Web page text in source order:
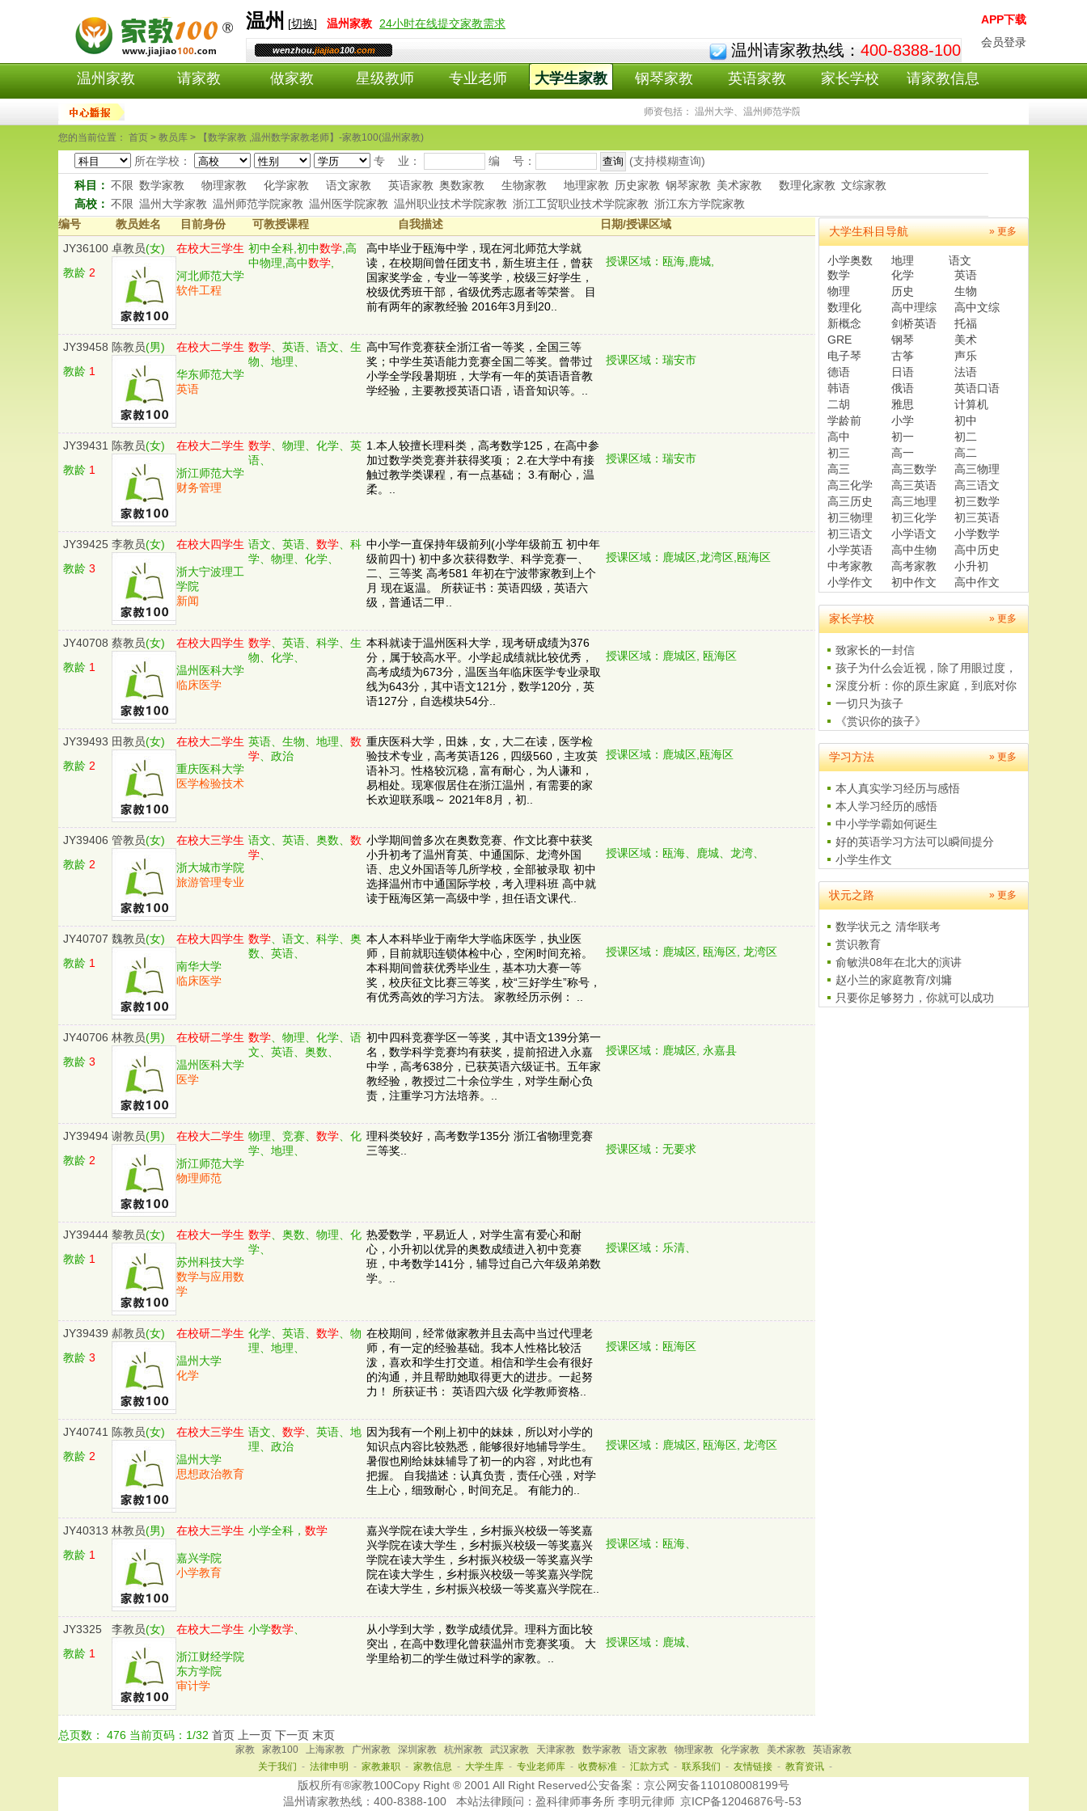
温州 [切换] 温州家教 24小时在线提交家教需求
wenzhou.jiajiao100.com 温州请家教热线： 400-8388-100
APP下载
会员登录
温州家教 请家教 做家教 星级教师 专业老师 大学生家教 钢琴家教 英语家教 家长学校 请家教信息
师资包括： 温州大学、温州师范学院、温州医学院等温州家教100为您提供数学家教,拥有众多小升初
您的当前位置： 首页 > 教员库 > 【数学家教 ,温州数学家教老师】-家教100(温州家教)
所在学校： 专 业： 编 号：
(支持模糊查询)
科目： 不限 数学家教 物理家教 化学家教 语文家教 英语家教 奥数家教 生物家教 地理家教 历史家教 钢琴家教 美术家教 数理化家教 文综家教
高校： 不限 温州大学家教 温州师范学院家教 温州医学院家教 温州职业技术学院家教 浙江工贸职业技术学院家教 浙江东方学院家教
编号
教员姓名 目前身份 可教授课程 自我描述
日期/授课区域
JY36100
教龄 2
卓教员(女) 在校大三学生
河北师范大学
软件工程
初中全科,初中数学 ,高
中物理,高中数学
高中毕业于瓯海中学，现在河北师范大学就
读，在校期间曾任团支书，新生班主任，曾获
国家奖学金，专业一等奖学，校级三好学生，
校级优秀班干部，省级优秀志愿者等荣誉。 目
前有两年的家教经验 2016年3月到20..
授课区域：瓯海,鹿城,
JY39458
教龄 1
陈教员(男) 在校大二学生
华东师范大学
英语
数学 、英语、语文、生
物、地理、
高中写作竞赛获全浙江省一等奖，全国三等
奖；中学生英语能力竞赛全国二等奖。曾带过
小学全学段暑期班，大学有一年的英语语音教
学经验，主要教授英语口语，语音知识等。..
授课区域：瑞安市
JY39431
教龄 1
陈教员(女) 在校大二学生
浙江师范大学
财务管理
数学 、物理、化学、英
语、
1.本人较擅长理科类，高考数学125，在高中参
加过数学类竞赛并获得奖项； 2.在大学中有接
触过教学类课程，有一点基础； 3.有耐心，温
柔。..
授课区域：瑞安市
JY39425
教龄 3
李教员(女) 在校大四学生
浙大宁波理工
学院
新闻
语文、英语、 数学 、科
学、物理、化学、
中小学一直保持年级前列(小学年级前五 初中年
级前四十) 初中多次获得数学、科学竞赛一、
二、三等奖 高考581 年初在宁波带家教到上个
月 现在返温。 所获证书：英语四级，英语六
级，普通话二甲..
授课区域：鹿城区,龙湾区,瓯海区
JY40708
教龄 1
蔡教员(女) 在校大四学生
温州医科大学
临床医学
数学 、英语、科学、生
物、化学、
本科就读于温州医科大学，现考研成绩为376
分，属于较高水平。小学起成绩就比较优秀，
高考成绩为673分，温医当年临床医学专业录取
线为643分，其中语文121分，数学120分，英
语127分，自选模块54分..
授课区域：鹿城区, 瓯海区
JY39493
教龄 2
田教员(女) 在校大二学生
重庆医科大学
医学检验技术
英语、生物、地理、 数
学 、政治
重庆医科大学，田姝，女，大二在读，医学检
验技术专业，高考英语126，四级560，主攻英
语补习。性格较沉稳，富有耐心，为人谦和，
易相处。现寒假居住在浙江温州，有需要的家
长欢迎联系哦～ 2021年8月，初..
授课区域：鹿城区,瓯海区
JY39406
教龄 2
管教员(女) 在校大三学生
浙大城市学院
旅游管理专业
语文、英语、奥数、 数
学
小学期间曾多次在奥数竞赛、作文比赛中获奖
小升初考了温州育英、中通国际、龙湾外国
语、忠义外国语等几所学校，全部被录取 初中
选择温州市中通国际学校，考入理科班 高中就
读于瓯海区第一高级中学，担任语文课代..
授课区域：瓯海、鹿城、龙湾、
JY40707
教龄 1
魏教员(女) 在校大四学生
南华大学
临床医学
数学 、语文、科学、奥
数、英语、
本人本科毕业于南华大学临床医学，执业医
师，目前就职连锁体检中心，空闲时间充裕。
本科期间曾获优秀毕业生，基本功大赛一等
奖，校庆征文比赛三等奖，校“三好学生”称号，
有优秀高效的学习方法。 家教经历示例： ..
授课区域：鹿城区, 瓯海区, 龙湾区
JY40706
教龄 3
林教员(男) 在校研二学生
温州医科大学
医学
数学 、物理、化学、语
文、英语、奥数、
初中四科竞赛学区一等奖，其中语文139分第一
名，数学科学竞赛均有获奖，提前招进入永嘉
中学，高考638分，已获英语六级证书。五年家
教经验，教授过二十余位学生，对学生耐心负
责，注重学习方法培养。..
授课区域：鹿城区, 永嘉县
JY39494
教龄 2
谢教员(男) 在校大二学生
浙江师范大学
物理师范
物理、竞赛、 数学 、化
学、地理、
理科类较好，高考数学135分 浙江省物理竞赛
三等奖..
授课区域：无要求
JY39444
教龄 1
黎教员(女) 在校大一学生
苏州科技大学
数学与应用数
学
数学 、奥数、物理、化
学、
热爱数学，平易近人，对学生富有爱心和耐
心，小升初以优异的奥数成绩进入初中竞赛
班，中考数学141分，辅导过自己六年级弟弟数
学。..
授课区域：乐清、
JY39439
教龄 3
郝教员(女) 在校研二学生
温州大学
化学
化学、英语、 数学 、物
理、地理、
在校期间，经常做家教并且去高中当过代理老
师，有一定的经验基础。我本人性格比较活
泼，喜欢和学生打交道。相信和学生会有很好
的沟通，并且帮助她取得更大的进步。一起努
力！ 所获证书： 英语四六级 化学教师资格..
授课区域：瓯海区
JY40741
教龄 2
陈教员(女) 在校大三学生
温州大学
思想政治教育
语文、 数学 、英语、地
理、政治
因为我有一个刚上初中的妹妹，所以对小学的
知识点内容比较熟悉，能够很好地辅导学生。
暑假也刚给妹妹辅导了初一的内容，对此也有
把握。 自我描述：认真负责，责任心强，对学
生上心，细致耐心，时间充足。 有能力的..
授课区域：鹿城区, 瓯海区, 龙湾区
JY40313
教龄 1
林教员(男) 在校大三学生
嘉兴学院
小学教育
小学全科， 数学
嘉兴学院在读大学生，乡村振兴校级一等奖嘉
兴学院在读大学生，乡村振兴校级一等奖嘉兴
学院在读大学生，乡村振兴校级一等奖嘉兴学
院在读大学生，乡村振兴校级一等奖嘉兴学院
在读大学生，乡村振兴校级一等奖嘉兴学院在..
授课区域：瓯海、
JY3325
教龄 1
李教员(女) 在校大二学生
浙江财经学院
东方学院
审计学
小学数学
从小学到大学，数学成绩优异。理科方面比较
突出，在高中数理化曾获温州市竞赛奖项。 大
学里给初二的学生做过科学的家教。..
授课区域：鹿城、
总页数： 476 当前页码： 1/32 首页 上一页 下一页 末页
» 更多
大学生科目导航
小学奥数 地理
语文
数学
化学
英语
物理
历史
生物
数理化
高中理综
高中文综
新概念
剑桥英语
托福
GRE
钢琴
美术
电子琴
古筝
声乐
德语
日语
法语
韩语
俄语
英语口语
二胡
雅思
计算机
学龄前
小学
初中
高中
初一
初二
初三
高一
高二
高三
高三数学
高三物理
高三化学
高三英语
高三语文
高三历史
高三地理
初三数学
初三物理
初三化学
初三英语
初三语文
小学语文
小学数学
小学英语
高中生物
高中历史
中考家教
高考家教
小升初
小学作文
初中作文 高中作文
» 更多
家长学校
致家长的一封信
孩子为什么会近视，除了用眼过度，
这..深度分析：你的原生家庭，到底对你
有..一切只为孩子
《赏识你的孩子》
给学生家长的一封信
» 更多
学习方法
本人真实学习经历与感悟
本人学习经历的感悟
中小学学霸如何诞生
好的英语学习方法可以瞬间提分
小学生作文
4至5岁儿童美术培养计划
» 更多
状元之路
数学状元之 清华联考
赏识教育
俞敏洪08年在北大的演讲
赵小兰的家庭教育/刘墉
只要你足够努力，你就可以成功
家教 家教100 上海家教 广州家教 深圳家教 杭州家教 武汉家教 天津家教 数学家教 语文家教 物理家教 化学家教 美术家教
英语家教
关于我们 - 法律申明 - 家教兼职 - 家教信息 - 大学生库 - 专业老师库 - 收费标准 - 汇款方式 - 联系我们 - 友情链接 - 教育资讯 -
版权所有®家教100Copy Right ® 2001 All Right Reserved公安备案：京公网安备110108008199号
温州请家教热线： 400-8388-100 本站法律顾问：盈科律师事务所 李明元律师 京ICP备12046876号-53